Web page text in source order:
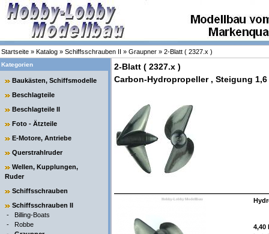
Startseite » Katalog » Schiffsschrauben II » Graupner » 2-Blatt ( 2327.x )
Kategorien
Baukästen, Schiffsmodelle
Beschlagteile
Beschlagteile II
Foto - Ätzteile
E-Motore, Antriebe
Querstrahlruder
Wellen, Kupplungen,
Ruder
Schiffsschrauben
Schiffsschrauben II
- Billing-Boats
- Robbe
2-Blatt ( 2327.x )
Carbon-Hydropropeller , Steigung 1,6
4,40